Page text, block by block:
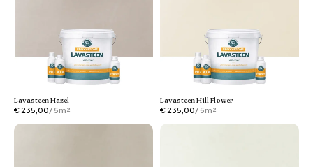
Lavasteen Hazel
€ 235,00/ 5m²
Lavasteen Hill Flower
€ 235,00/ 5m²